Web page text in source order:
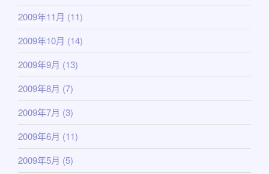
2009年11月 (11)
2009年10月 (14)
2009年9月 (13)
2009年8月 (7)
2009年7月 (3)
2009年6月 (11)
2009年5月 (5)